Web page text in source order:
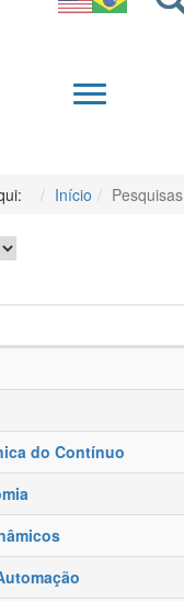
QUEM SOMOS
Início Pesquisas
do Contínuo